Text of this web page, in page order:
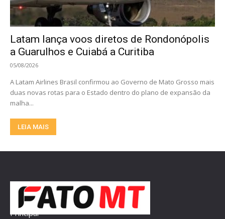
Latam lança voos diretos de Rondonópolis
a Guarulhos e Cuiabá a Curitiba
05/08/2026
A Latam Airlines Brasil confirmou ao Governo de Mato Grosso mais
duas novas rotas para o Estado dentro do plano de expansão da
malha...
LEIA MAIS
Principal